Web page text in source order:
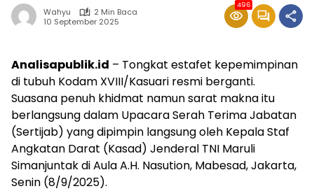
Wahyu
2 Min Baca
10 September 2025
496
Analisapublik.id – Tongkat estafet kepemimpinan
di tubuh Kodam XVIII/Kasuari resmi berganti.
Suasana penuh khidmat namun sarat makna itu
berlangsung dalam Upacara Serah Terima Jabatan
(Sertijab) yang dipimpin langsung oleh Kepala Staf
Angkatan Darat (Kasad) Jenderal TNI Maruli
Simanjuntak di Aula A.H. Nasution, Mabesad, Jakarta,
Senin (8/9/2025).